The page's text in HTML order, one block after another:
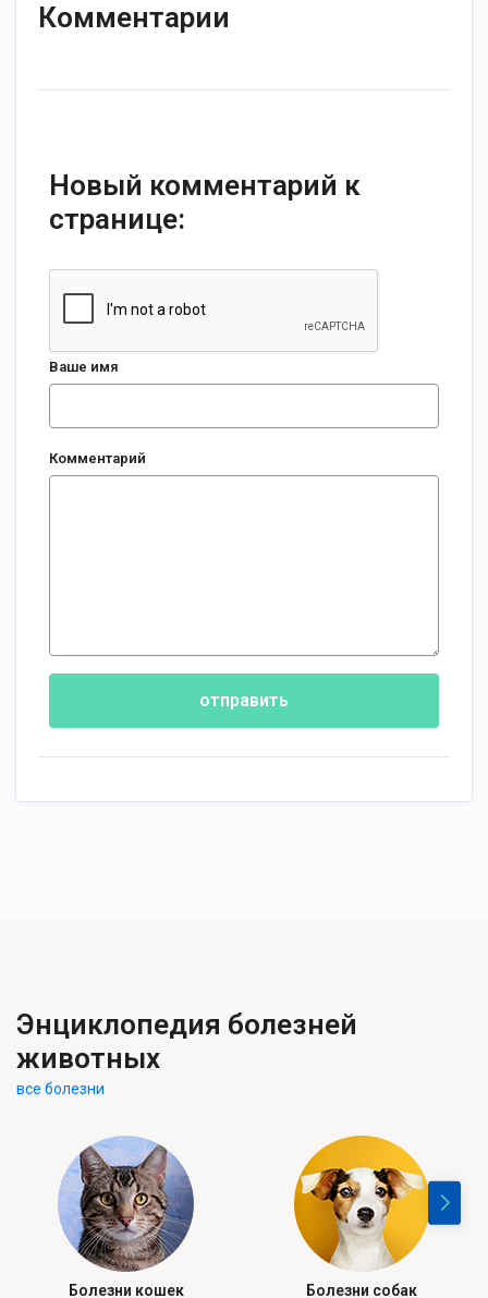
Комментарии
Новый комментарий к
странице:
Ваше имя
Комментарий
отправить
Энциклопедия болезней
животных
все болезни
Болезни кошек Болезни собак